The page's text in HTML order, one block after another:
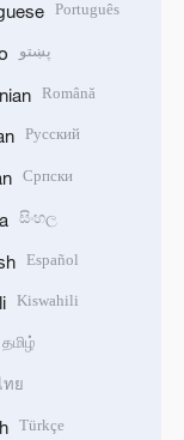
Português
پښتو
Română
Русский
Српски
සිංහල
Español
Kiswahili
தமிழ்
ทย
Türkçe